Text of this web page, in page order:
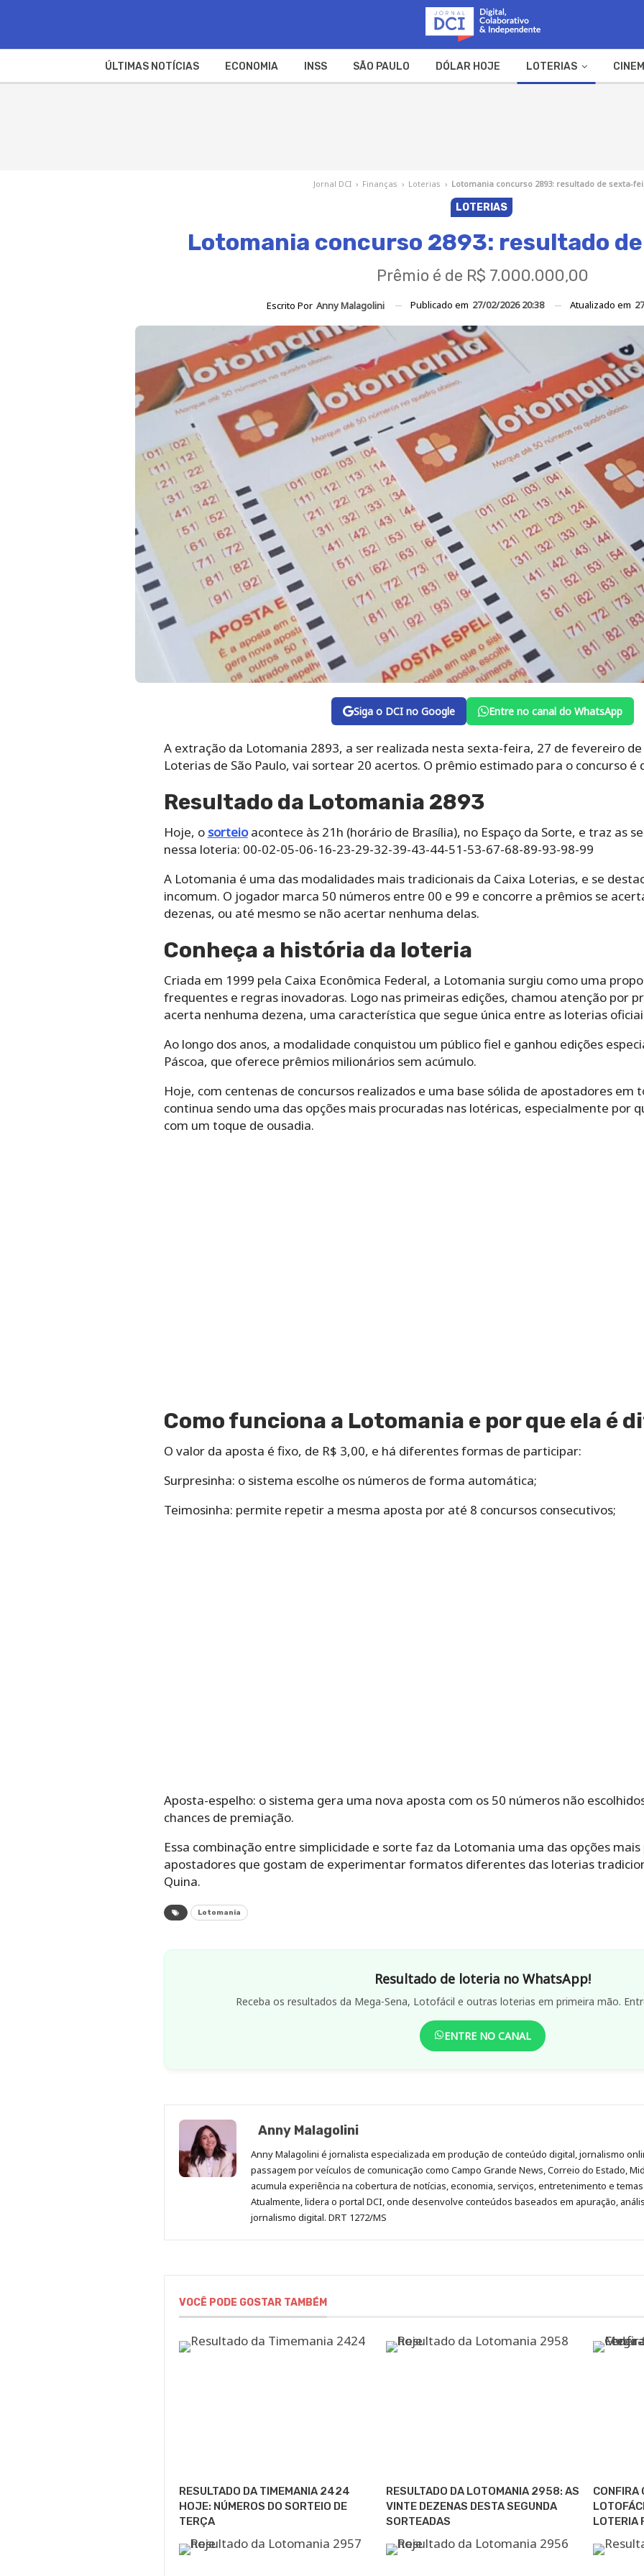
ÚLTIMAS NOTÍCIAS ECONOMIA INSS SÃO PAULO DÓLAR HOJE LOTERIAS
Jornal DCI › Finanças › Loterias › Lotomania concurso 2893: resultado de sexta-
LOTERIAS
Lotomania concurso 2893: resultado
Prêmio é de R$ 7.000.000,00
Escrito Por Anny Malagolini Publicado em 27/02/2026 20:38 Atualizado em
Siga o DCI no Google Entre no canal do WhatsApp
A extração da Lotomania 2893, a ser realizada nesta sexta-feira, 27 de fevereiro de
Loterias de São Paulo, vai sortear 20 acertos. O prêmio estimado para o concurso é
Resultado da Lotomania 2893
Hoje, o sorteioacontece às 21h (horário de Brasília), no Espaço da Sorte, e traz as
nessa loteria: 00-02-05-06-16-23-29-32-39-43-44-51-53-67-68-89-93-98-99
A Lotomania é uma das modalidades mais tradicionais da Caixa Loterias, e se
incomum. O jogador marca 50 números entre 00 e 99 e concorre a prêmios se
dezenas, ou até mesmo se não acertar nenhuma delas.
Conheça a história da loteria
Criada em 1999 pela Caixa Econômica Federal, a Lotomania surgiu como uma
frequentes e regras inovadoras. Logo nas primeiras edições, chamou atenção por
acerta nenhuma dezena, uma característica que segue única entre as loterias
Ao longo dos anos, a modalidade conquistou um público fiel e ganhou edições
Páscoa, que oferece prêmios milionários sem acúmulo.
Hoje, com centenas de concursos realizados e uma base sólida de apostadores em
continua sendo uma das opções mais procuradas nas lotéricas, especialmente por
com um toque de ousadia.
Como funciona a Lotomania e por que ela é
O valor da aposta é fixo, de R$ 3,00, e há diferentes formas de participar:
Surpresinha: o sistema escolhe os números de forma automática;
Teimosinha: permite repetir a mesma aposta por até 8 concursos consecutivos;
Aposta-espelho: o sistema gera uma nova aposta com os 50 números não
chances de premiação.
Essa combinação entre simplicidade e sorte faz da Lotomania uma das opções
apostadores que gostam de experimentar formatos diferentes das loterias
Quina.
Lotomania
Resultado de loteria no WhatsApp!
Receba os resultados da Mega-Sena, Lotofácil e outras loterias em primeira mão.
ENTRE NO CANAL
Anny Malagolini
Anny Malagolini é jornalista especializada em produção de conteúdo digital, jornalismo
passagem por veículos de comunicação como Campo Grande News, Correio do Estado,
acumula experiência na cobertura de notícias, economia, serviços, entretenimento e
Atualmente, lidera o portal DCI, onde desenvolve conteúdos baseados em apuração,
jornalismo digital. DRT 1272/MS
VOCÊ PODE GOSTAR TAMBÉM
RESULTADO DA TIMEMANIA 2424
HOJE: NÚMEROS DO SORTEIO DE
TERÇA
RESULTADO DA LOTOMANIA 2958: AS
VINTE DEZENAS DESTA SEGUNDA
SORTEADAS
CONFIRA
LOTERIA